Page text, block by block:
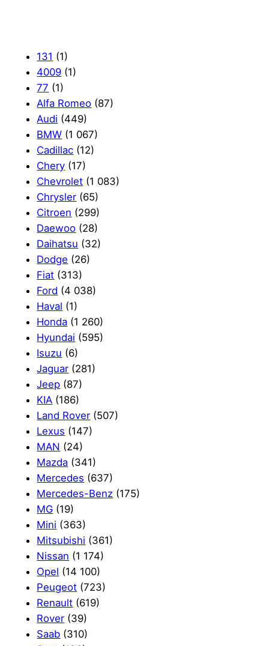
131 (1)
4009 (1)
77 (1)
Alfa Romeo (87)
Audi (449)
BMW (1 067)
Cadillac (12)
Chery (17)
Chevrolet (1 083)
Chrysler (65)
Citroen (299)
Daewoo (28)
Daihatsu (32)
Dodge (26)
Fiat (313)
Ford (4 038)
Haval (1)
Honda (1 260)
Hyundai (595)
Isuzu (6)
Jaguar (281)
Jeep (87)
KIA (186)
Land Rover (507)
Lexus (147)
MAN (24)
Mazda (341)
Mercedes (637)
Mercedes-Benz (175)
MG (19)
Mini (363)
Mitsubishi (361)
Nissan (1 174)
Opel (14 100)
Peugeot (723)
Renault (619)
Rover (39)
Saab (310)